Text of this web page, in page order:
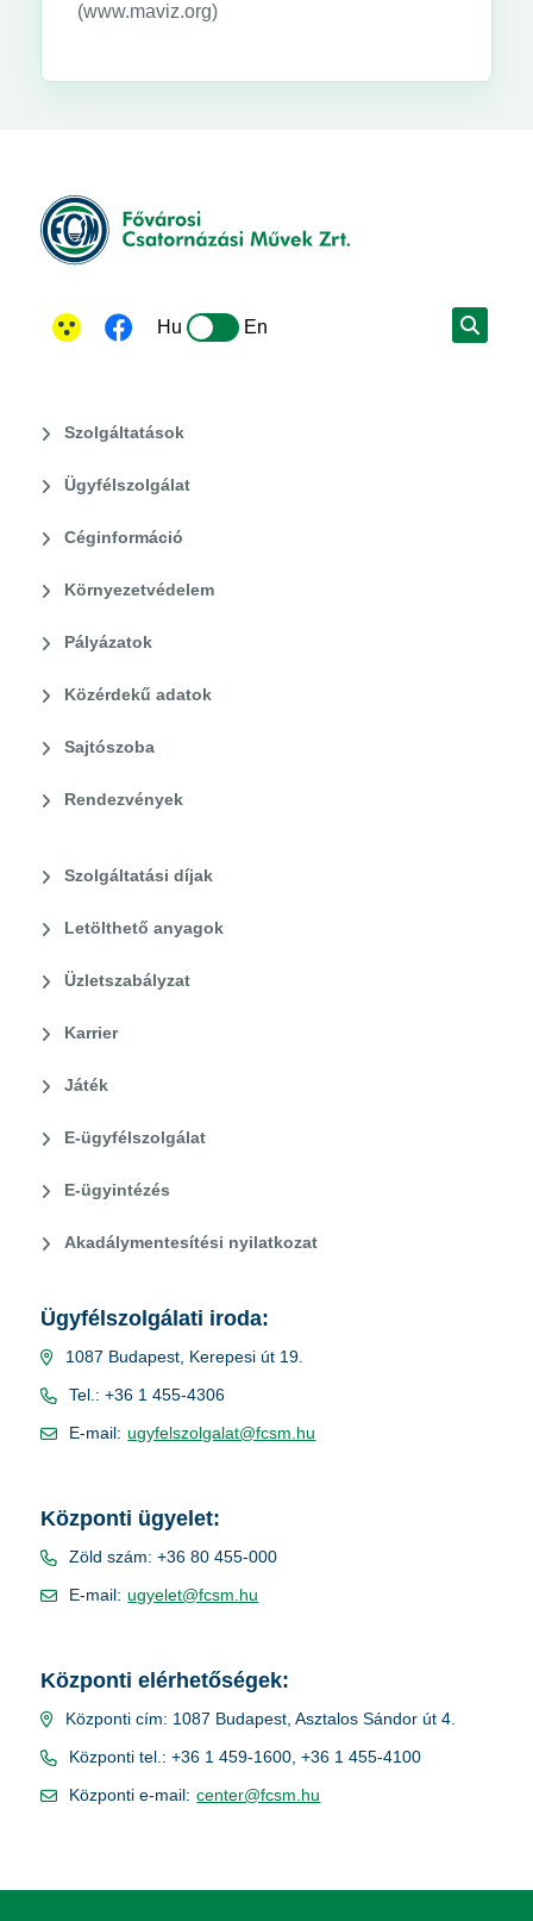
(www.maviz.org)
Hu En
Szolgáltatások
Ügyfélszolgálat
Céginformáció
Környezetvédelem
Pályázatok
Közérdekű adatok
Sajtószoba
Rendezvények
Szolgáltatási díjak
Letölthető anyagok
Üzletszabályzat
Karrier
Játék
E-ügyfélszolgálat
E-ügyintézés
Akadálymentesítési nyilatkozat
Ügyfélszolgálati iroda:
1087 Budapest, Kerepesi út 19.
Tel.: +36 1 455-4306
E-mail: ugyfelszolgalat@fcsm.hu
Központi ügyelet:
Zöld szám: +36 80 455-000
E-mail: ugyelet@fcsm.hu
Központi elérhetőségek:
Központi cím: 1087 Budapest, Asztalos Sándor út 4.
Központi tel.: +36 1 459-1600, +36 1 455-4100
Központi e-mail: center@fcsm.hu